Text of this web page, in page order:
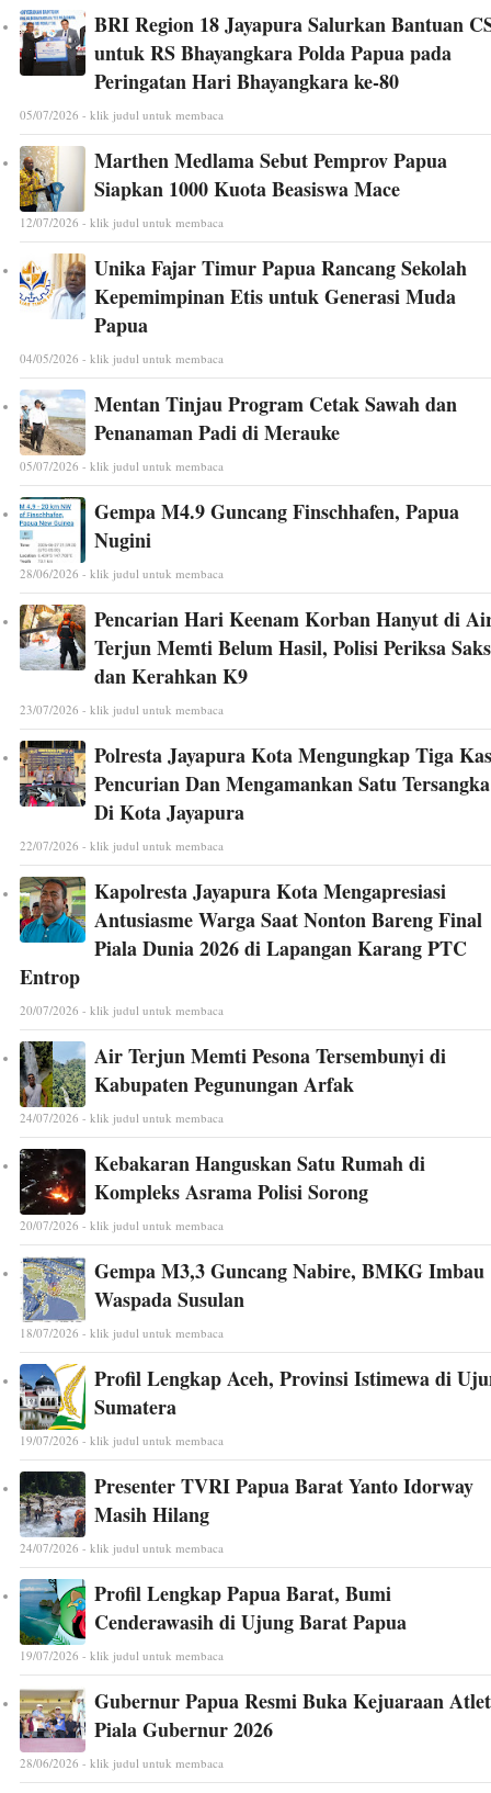
BRI Region 18 Jayapura Salurkan Bantuan
untuk RS Bhayangkara Polda Papua pada
Peringatan Hari Bhayangkara ke-80
05/07/2026 - klik judul untuk membaca
Marthen Medlama Sebut Pemprov Papua
Siapkan 1000 Kuota Beasiswa Mace
12/07/2026 - klik judul untuk membaca
Unika Fajar Timur Papua Rancang Sekolah
Kepemimpinan Etis untuk Generasi Muda
Papua
04/05/2026 - klik judul untuk membaca
Mentan Tinjau Program Cetak Sawah dan
Penanaman Padi di Merauke
05/07/2026 - klik judul untuk membaca
Gempa M4.9 Guncang Finschhafen, Papua
Nugini
28/06/2026 - klik judul untuk membaca
Pencarian Hari Keenam Korban Hanyut di
Terjun Memti Belum Hasil, Polisi Periksa
dan Kerahkan K9
23/07/2026 - klik judul untuk membaca
Polresta Jayapura Kota Mengungkap Tiga
Pencurian Dan Mengamankan Satu Tersangka
Di Kota Jayapura
22/07/2026 - klik judul untuk membaca
Kapolresta Jayapura Kota Mengapresiasi
Antusiasme Warga Saat Nonton Bareng Final
Piala Dunia 2026 di Lapangan Karang PTC
Entrop
20/07/2026 - klik judul untuk membaca
Air Terjun Memti Pesona Tersembunyi di
Kabupaten Pegunungan Arfak
24/07/2026 - klik judul untuk membaca
Kebakaran Hanguskan Satu Rumah di
Kompleks Asrama Polisi Sorong
20/07/2026 - klik judul untuk membaca
Gempa M3,3 Guncang Nabire, BMKG Imbau
Waspada Susulan
18/07/2026 - klik judul untuk membaca
Profil Lengkap Aceh, Provinsi Istimewa di
Sumatera
19/07/2026 - klik judul untuk membaca
Presenter TVRI Papua Barat Yanto Idorway
Masih Hilang
24/07/2026 - klik judul untuk membaca
Profil Lengkap Papua Barat, Bumi
Cenderawasih di Ujung Barat Papua
19/07/2026 - klik judul untuk membaca
Gubernur Papua Resmi Buka Kejuaraan
Piala Gubernur 2026
28/06/2026 - klik judul untuk membaca